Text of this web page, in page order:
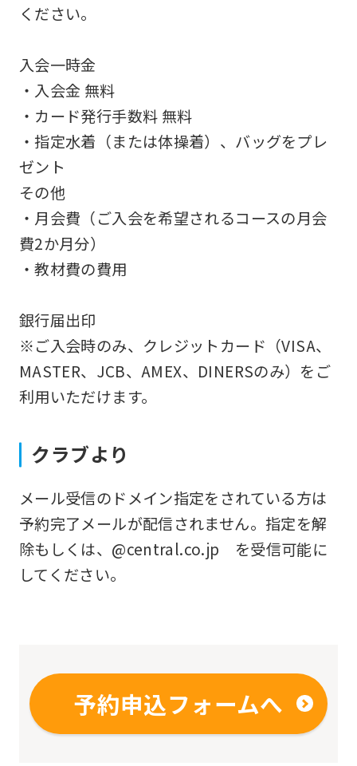
ください。
入会一時金
・入会金 無料
・カード発行手数料 無料
・指定水着（または体操着）、バッグをプレ
ゼント
その他
・月会費（ご入会を希望されるコースの月会
費2か月分）
・教材費の費用
銀行届出印
※ご入会時のみ、クレジットカード（VISA、
MASTER、JCB、AMEX、DINERSのみ）をご
利用いただけます。
クラブより
メール受信のドメイン指定をされている方は
予約完了メールが配信されません。指定を解
除もしくは、@central.co.jp を受信可能に
してください。
予約申込フォームへ
translation
may
the
that
you
using
the
service.